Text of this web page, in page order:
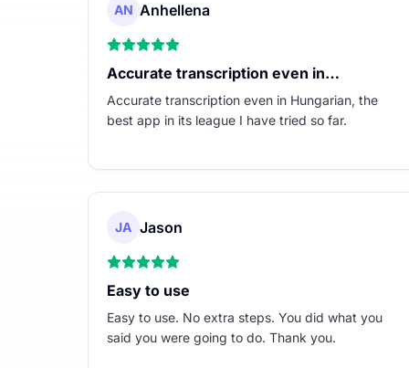
AN Anhellena
Accurate transcription even in…
Accurate transcription even in Hungarian, the
best app in its league I have tried so far.
JA Jason
Easy to use
Easy to use. No extra steps. You did what you
said you were going to do. Thank you.